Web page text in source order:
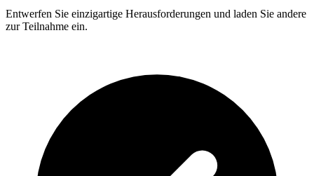
Entwerfen Sie einzigartige Herausforderungen und laden Sie andere
zur Teilnahme ein.